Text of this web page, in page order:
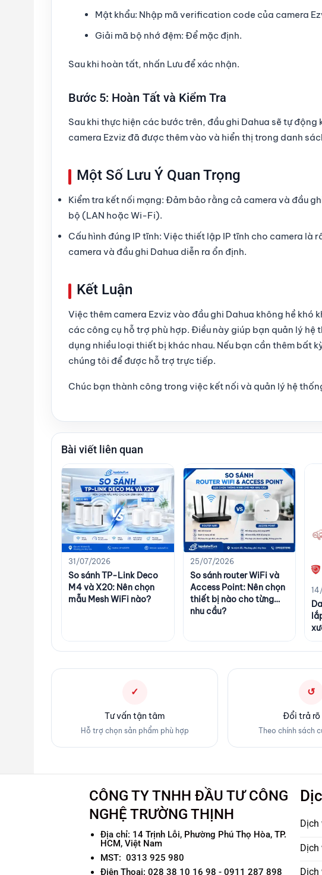
Mật khẩu: Nhập mã verification code của camera
Giải mã bộ nhớ đệm: Để mặc định.
Sau khi hoàn tất, nhấn Lưu để xác nhận.
Bước 5: Hoàn Tất và Kiểm Tra
Sau khi thực hiện các bước trên, đầu ghi Dahua sẽ tự
camera Ezviz đã được thêm vào và hiển thị trong danh
Một Số Lưu Ý Quan Trọng
Kiểm tra kết nối mạng: Đảm bảo rằng cả camera và đầu
bộ (LAN hoặc Wi-Fi).
Cấu hình đúng IP tĩnh: Việc thiết lập IP tĩnh cho camera là
camera và đầu ghi Dahua diễn ra ổn định.
Kết Luận
Việc thêm camera Ezviz vào đầu ghi Dahua không hề khó
các công cụ hỗ trợ phù hợp. Điều này giúp bạn quản lý
dụng nhiều loại thiết bị khác nhau. Nếu bạn cần thêm bất
chúng tôi để được hỗ trợ trực tiếp.
Chúc bạn thành công trong việc kết nối và quản lý hệ
Bài viết liên quan
31/07/2026
So sánh TP-Link Deco
M4 và X20: Nên chọn
mẫu Mesh WiFi nào?
25/07/2026
So sánh router WiFi và
Access Point: Nên chọn
thiết bị nào cho từng
nhu cầu?
✓
Tư vấn tận tâm
Hỗ trợ chọn sản phẩm phù hợp
↺
Đổi trả rõ
Theo chính sách
CÔNG TY TNHH ĐẦU TƯ CÔNG
NGHỆ TRƯỜNG THỊNH
Địa chỉ: 14 Trịnh Lỗi, Phường Phú Thọ Hòa, TP.
HCM, Việt Nam
MST: 0313 925 980
Điện Thoại: 028 38 10 16 98 - 0911 287 898
Dịch
Dịch